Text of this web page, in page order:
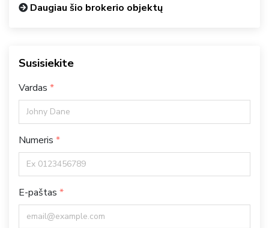
Daugiau šio brokerio objektų
Susisiekite
Vardas
Numeris
E-paštas